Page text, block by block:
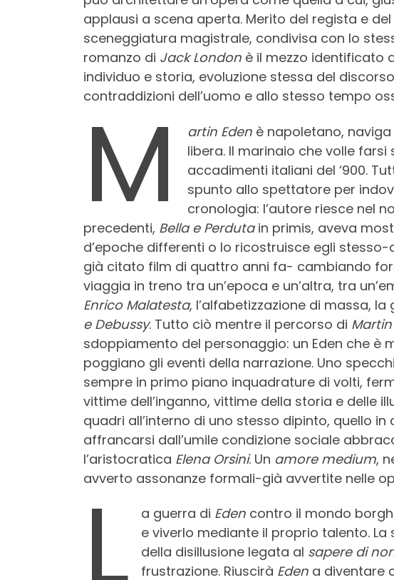
applausi a scena aperta. Merito del regista e del
sceneggiatura magistrale, condivisa con lo
romanzo di Jack London è il mezzo identificato
individuo e storia, evoluzione stessa del
contraddizioni dell’uomo e allo stesso tempo
M artin Eden è napoletano,
libera. Il marinaio che volle
accadimenti italiani del ‘900.
spunto allo spettatore per
cronologia: l’autore riesce nel
precedenti, Bella e Perduta in primis, aveva
d’epoche differenti o lo ricostruisce egli
già citato film di quattro anni fa- cambiando
viaggia in treno tra un’epoca e un’altra, tra
Enrico Malatesta, l’alfabetizzazione di massa,
e Debussy. Tutto ciò mentre il percorso di
sdoppiamento del personaggio: un Eden che
poggiano gli eventi della narrazione. Uno
sempre in primo piano inquadrature di volti,
vittime dell’inganno, vittime della storia e delle
quadri all’interno di uno stesso dipinto, quello
affrancarsi dall’umile condizione sociale
l’aristocratica Elena Orsini. Un amore medium,
avverto assonanze formali-già avvertite nelle
L a guerra di Eden contro il mondo
e viverlo mediante il proprio talento.
della disillusione legata al sapere di
frustrazione. Riuscirà Eden a diventare